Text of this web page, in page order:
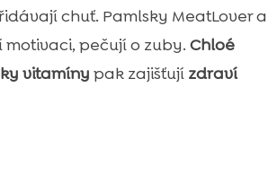
chuť. Pamlsky MeatLover a
pečují o zuby. Chloé
vitamíny pak zajišťují zdraví